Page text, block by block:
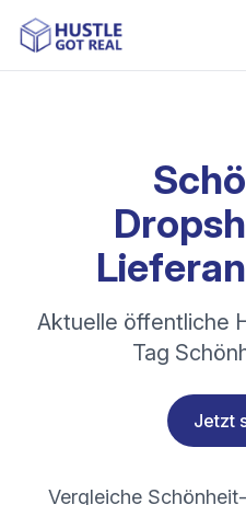
Aktuelle öffentliche
Tag
Jetzt
Vergleiche